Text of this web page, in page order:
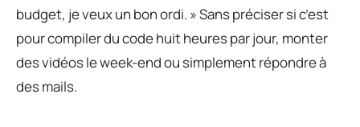
budget, je veux un bon ordi. » Sans préciser si c’est
pour compiler du code huit heures par jour, monter
des vidéos le week-end ou simplement répondre à
des mails.